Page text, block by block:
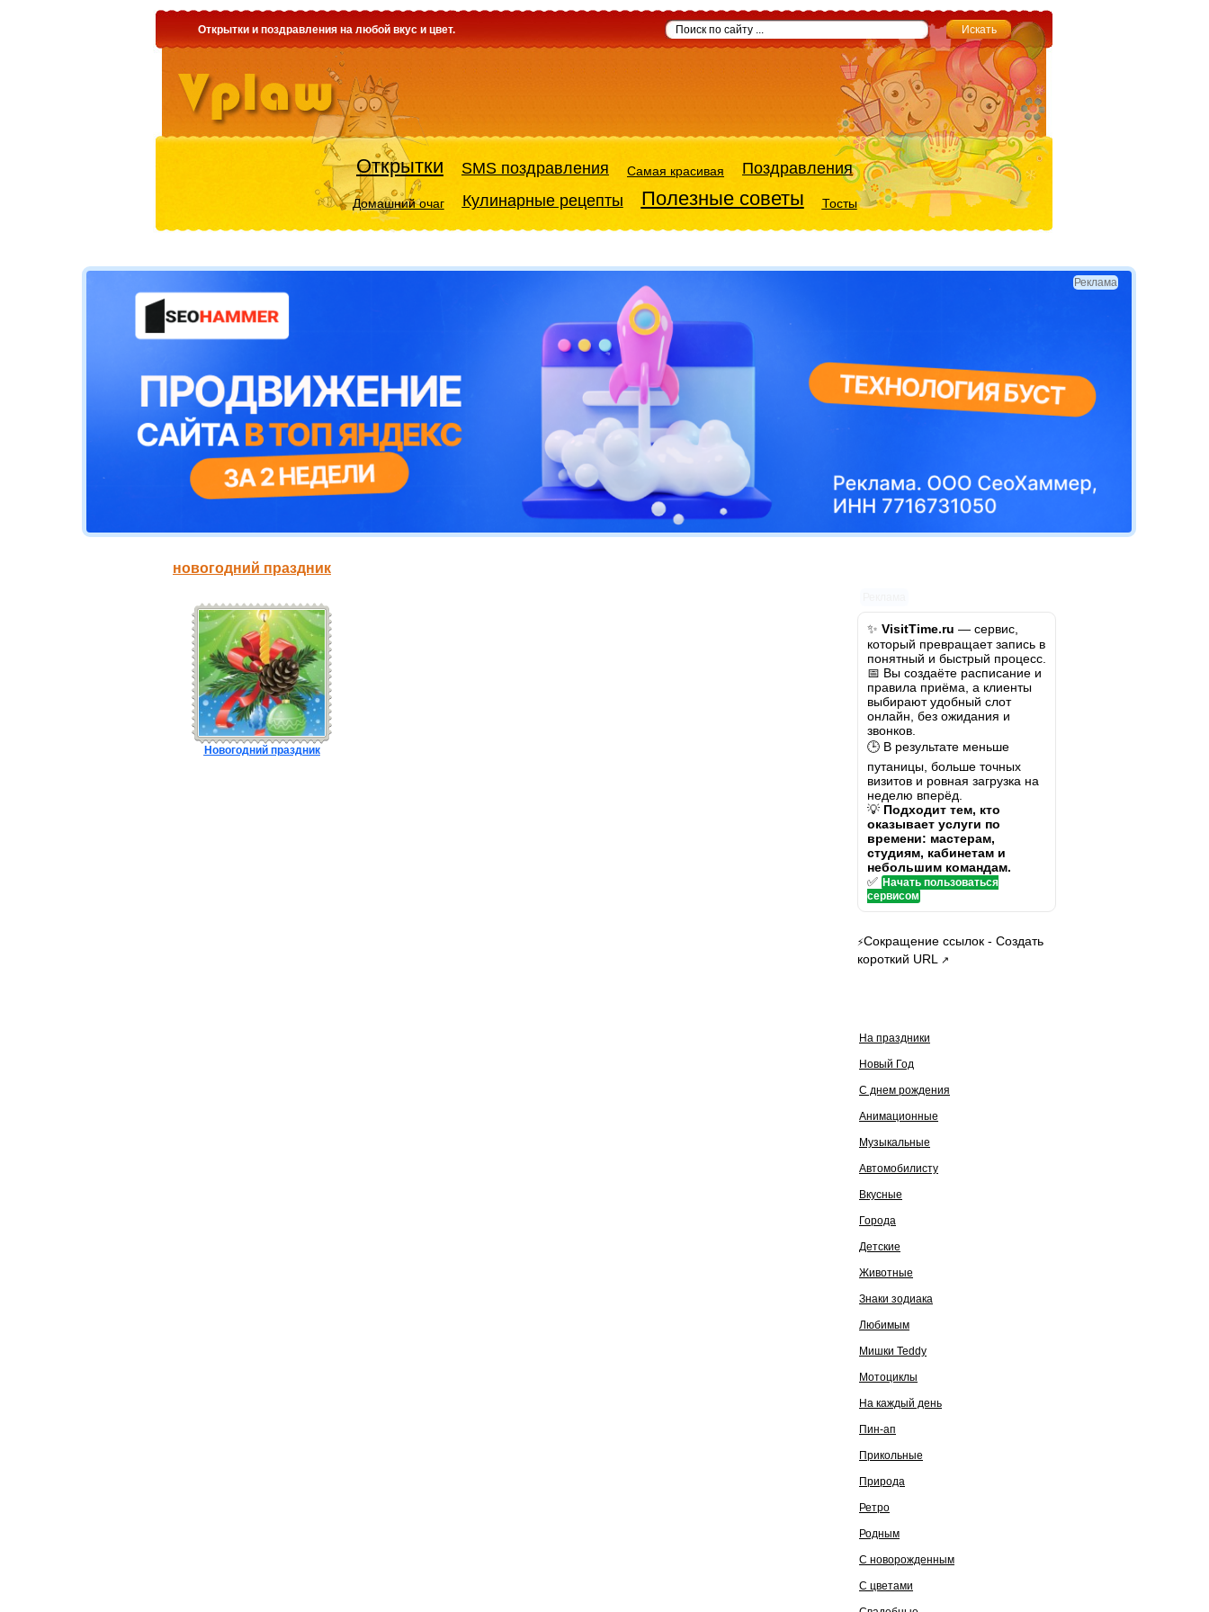
Открытки и поздравления на любой вкус и цвет.
Открытки SMS поздравления Самая красивая Поздравления
Домашний очаг Кулинарные рецепты Полезные советы Тосты
Реклама
новогодний праздник
Новогодний праздник
✨ VisitTime.ru — сервис,
который превращает запись в
понятный и быстрый процесс.
📅 Вы создаёте расписание и
правила приёма, а клиенты
выбирают удобный слот
онлайн, без ожидания и
звонков.
🕒 В результате меньше
путаницы, больше точных
визитов и ровная загрузка на
неделю вперёд.
💡 Подходит тем, кто
оказывает услуги по
времени: мастерам,
студиям, кабинетам и
небольшим командам.
✅ Начать пользоваться
сервисом
⚡Сокращение ссылок - Создать
короткий URL
↗
На праздники
Новый Год
С днем рождения
Анимационные
Музыкальные
Автомобилисту
Вкусные
Города
Детские
Животные
Знаки зодиака
Любимым
Мишки Teddy
Мотоциклы
На каждый день
Пин-ап
Прикольные
Природа
Ретро
Родным
С новорожденным
С цветами